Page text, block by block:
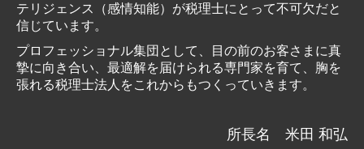
テリジェンス（感情知能）が税理士にとって不可欠だと
信じています。
プロフェッショナル集団として、目の前のお客さまに真
摯に向き合い、最適解を届けられる専門家を育て、胸を
張れる税理士法人をこれからもつくっていきます。
所長名 米田 和弘